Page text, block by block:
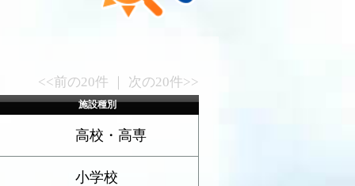
<<前の20件 ｜ 次の20件>>
施設種別
高校・高専
小学校